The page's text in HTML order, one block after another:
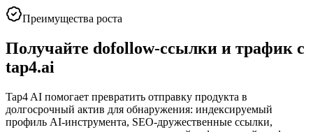
Преимущества роста
Получайте dofollow-ссылки и трафик с
tap4.ai
Tap4 AI помогает превратить отправку продукта в
долгосрочный актив для обнаружения: индексируемый
профиль AI-инструмента, SEO-дружественные ссылки,